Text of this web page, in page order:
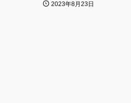
2023年8月23日